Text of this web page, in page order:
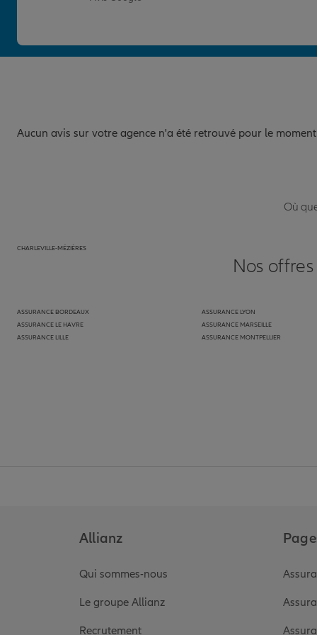
Aucun avis sur votre agence n'a été retrouvé pour le moment
Où
CHARLEVILLE-MÉZIÈRES
Nos
ASSURANCE BORDEAUX
ASSURANCE LE HAVRE
ASSURANCE LILLE
ASSURANCE LYON
ASSURANCE MARSEILLE
ASSURANCE MONTPELLIER
Allianz
Qui sommes-nous
Le groupe Allianz
Recrutement